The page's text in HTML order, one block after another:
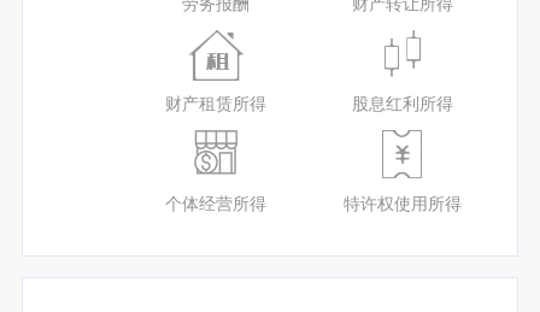
财产租赁所得 股息红利所得
个体经营所得 特许权使用所得